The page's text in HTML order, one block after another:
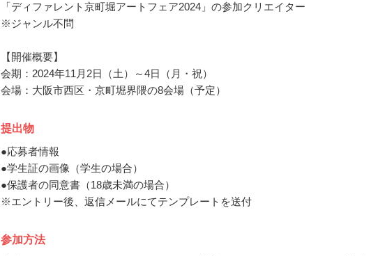
「ディファレント京町堀アートフェア2024」の参加クリエイター
※ジャンル不問
【開催概要】
会期：2024年11月2日（土）～4日（月・祝）
会場：大阪市西区・京町堀界隈の8会場（予定）
提出物
●応募者情報
●学生証の画像（学生の場合）
●保護者の同意書（18歳未満の場合）
※エントリー後、返信メールにてテンプレートを送付
参加方法